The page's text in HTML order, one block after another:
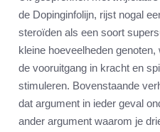
de Dopinginfolijn, rijst nogal
steroïden als een soort
kleine hoeveelheden
de vooruitgang in kracht en
stimuleren. Bovenstaande
dat argument in ieder geval
ander argument waarom je